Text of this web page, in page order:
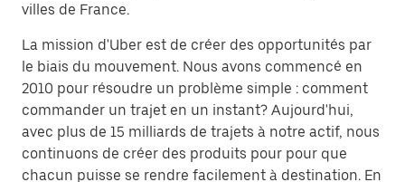
villes de France.
La mission d'Uber est de créer des opportunités par
le biais du mouvement. Nous avons commencé en
2010 pour résoudre un problème simple : comment
commander un trajet en un instant? Aujourd'hui,
avec plus de 15 milliards de trajets à notre actif, nous
continuons de créer des produits pour pour que
chacun puisse se rendre facilement à destination. En